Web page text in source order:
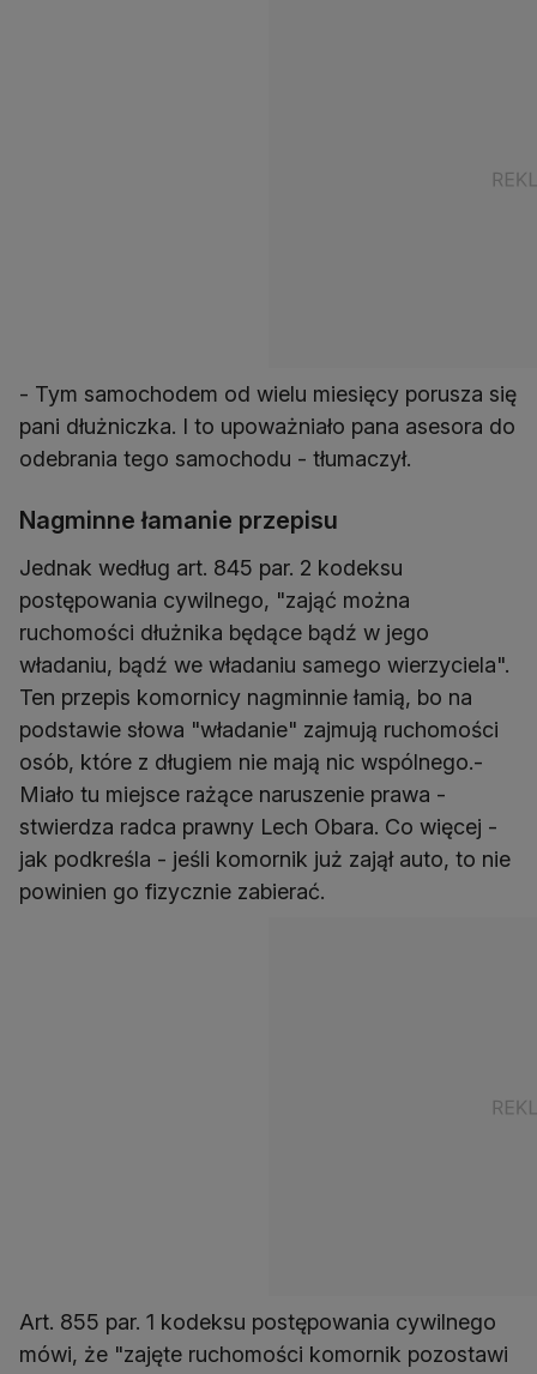
- Tym samochodem od wielu miesięcy porusza się
pani dłużniczka. I to upoważniało pana asesora do
odebrania tego samochodu - tłumaczył.
Nagminne łamanie przepisu
Jednak według art. 845 par. 2 kodeksu
postępowania cywilnego, "zająć można
ruchomości dłużnika będące bądź w jego
władaniu, bądź we władaniu samego wierzyciela".
Ten przepis komornicy nagminnie łamią, bo na
podstawie słowa "władanie" zajmują ruchomości
osób, które z długiem nie mają nic wspólnego.-
Miało tu miejsce rażące naruszenie prawa -
stwierdza radca prawny Lech Obara. Co więcej -
jak podkreśla - jeśli komornik już zajął auto, to nie
powinien go fizycznie zabierać.
Art. 855 par. 1 kodeksu postępowania cywilnego
mówi, że "zajęte ruchomości komornik pozostawi